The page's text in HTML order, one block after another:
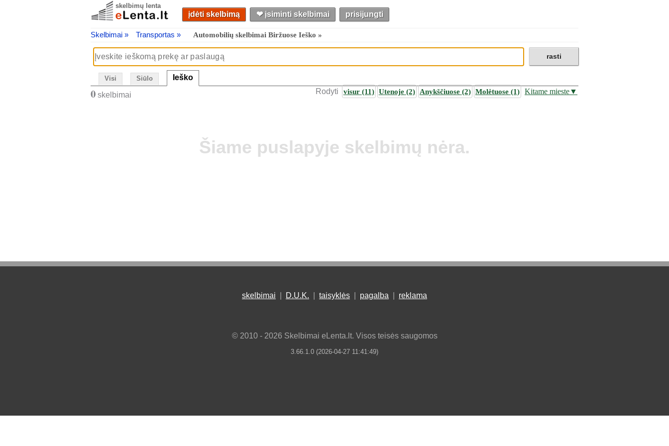
skelbimų lenta
įdėti skelbimą ❤︎ įsiminti skelbimai prisijungti
Skelbimai » Transportas » Automobilių skelbimai Biržuose Ieško »
Visi Siūlo Ieško
0 skelbimai Rodyti visur (11) Utenoje (2) Anykščiuose (2) Molėtuose (1) Kitame mieste▼
Šiame puslapyje skelbimų nėra.
skelbimai D.U.K. taisyklės pagalba reklama
© 2010 - 2026 Skelbimai eLenta.lt. Visos teisės saugomos
3.66.1.0 (2026-04-27 11:41:49)